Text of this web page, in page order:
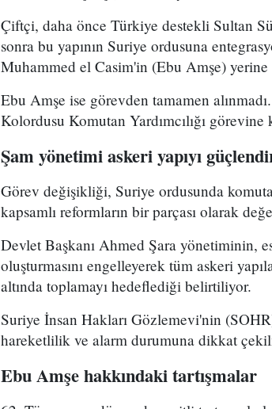
Çiftçi, daha önce Türkiye destekli Sultan
sonra bu yapının Suriye ordusuna
Muhammed el Casim'in (Ebu Amşe) yerine
Ebu Amşe ise görevden tamamen
Kolordusu Komutan Yardımcılığı görevine
Şam yönetimi askeri yapıyı
Görev değişikliği, Suriye ordusunda
kapsamlı reformların bir parçası olarak
Devlet Başkanı Ahmed Şara yönetiminin,
oluşturmasını engelleyerek tüm askeri
altında toplamayı hedeflediği belirtiliyor.
Suriye İnsan Hakları Gözlemevi'nin
hareketlilik ve alarm durumuna dikkat
Ebu Amşe hakkındaki tartışmalar